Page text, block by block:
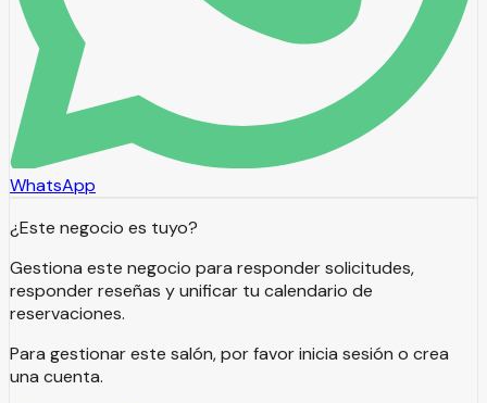
WhatsApp
¿Este negocio es tuyo?
Gestiona este negocio para responder solicitudes,
responder reseñas y unificar tu calendario de
reservaciones.
Para gestionar este salón, por favor inicia sesión o crea
una cuenta.